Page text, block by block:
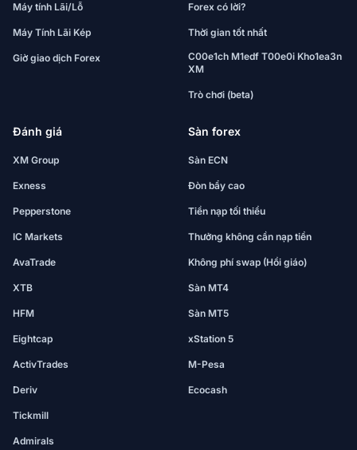
Máy tính Lãi/Lỗ
Máy Tính Lãi Kép
Giờ giao dịch Forex
Forex có lời?
Thời gian tốt nhất
C00e1ch M1edf T00e0i Kho1ea3n
XM
Trò chơi (beta)
Đánh giá
XM Group
Exness
Pepperstone
IC Markets
AvaTrade
XTB
HFM
Eightcap
ActivTrades
Deriv
Tickmill
Admirals
Sàn forex
Sàn ECN
Đòn bẩy cao
Tiền nạp tối thiểu
Thưởng không cần nạp tiền
Không phí swap (Hồi giáo)
Sàn MT4
Sàn MT5
xStation 5
M-Pesa
Ecocash